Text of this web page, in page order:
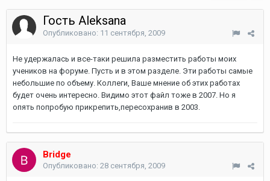
Гость Aleksana
Опубликовано: 11 сентября, 2009
Не удержалась и все-таки решила разместить работы моих
учеников на форуме. Пусть и в этом разделе. Эти работы самые
небольшие по объему. Коллеги, Ваше мнение об этих работах
будет очень интересно. Видимо этот файл тоже в 2007. Но я
опять попробую прикрепить,пересохранив в 2003.
Bridge
Опубликовано: 28 сентября, 2009